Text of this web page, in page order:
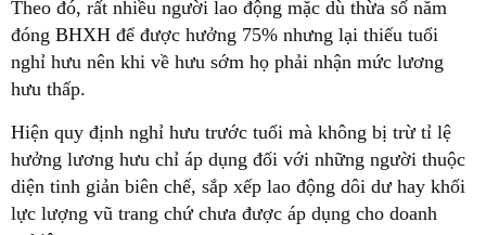
Theo đó, rất nhiều người lao động mặc dù thừa số năm
đóng BHXH để được hưởng 75% nhưng lại thiếu tuổi
nghỉ hưu nên khi về hưu sớm họ phải nhận mức lương
hưu thấp.
Hiện quy định nghỉ hưu trước tuổi mà không bị trừ tỉ lệ
hưởng lương hưu chỉ áp dụng đối với những người thuộc
diện tinh giản biên chế, sắp xếp lao động dôi dư hay khối
lực lượng vũ trang chứ chưa được áp dụng cho doanh